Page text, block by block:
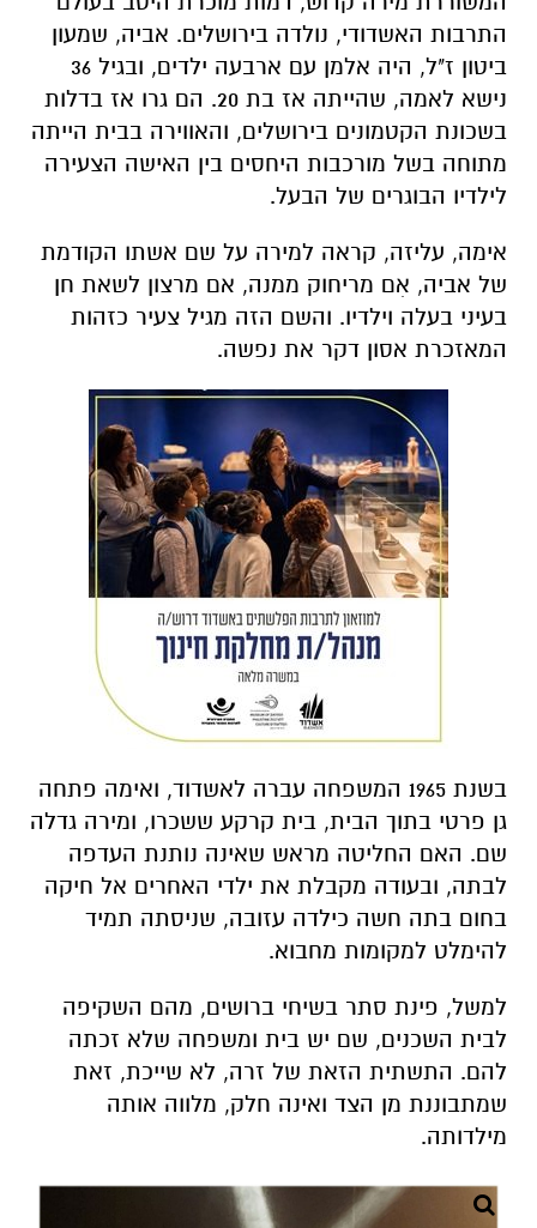
התרבות האשדודי, נולדה בירושלים. אביה, שמעון
ביטון ז"ל, היה אלמן עם ארבעה ילדים, ובגיל 36
נישא לאמה, שהייתה אז בת 20. הם גרו אז בדלות
בשכונת הקטמונים בירושלים, והאווירה בבית הייתה
מתוחה בשל מורכבות היחסים בין האישה הצעירה
לילדיו הבוגרים של הבעל.
אימה, עליזה, קראה למירה על שם אשתו הקודמת
של אביה, אִם מריחוק ממנה, אם מרצון לשאת חן
בעיני בעלה וילדיו. והשם הזה מגיל צעיר כזהות
המאזכרת אסון דקר את נפשה.
בשנת 1965 המשפחה עברה לאשדוד, ואימה פתחה
גן פרטי בתוך הבית, בית קרקע ששכרו, ומירה גדלה
שם. האם החליטה מראש שאינה נותנת העדפה
לבתה, ובעודה מקבלת את ילדי האחרים אל חיקה
בחום בתה חשה כילדה עזובה, שניסתה תמיד
להימלט למקומות מחבוא.
למשל, פינת סתר בשיחי ברושים, מהם השקיפה
לבית השכנים, שם יש בית ומשפחה שלא זכתה
להם. התשתית הזאת של זרה, לא שייכת, זאת
שמתבוננת מן הצד ואינה חלק, מלווה אותה
מילדותה.